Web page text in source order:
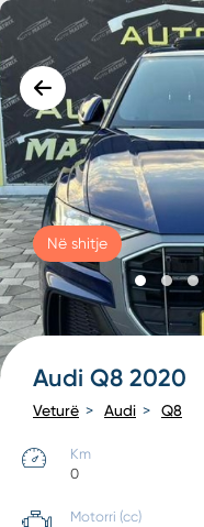
Në shitje
Audi Q8 2020
Veturë Audi Q8
Km
0
Motorri (cc)